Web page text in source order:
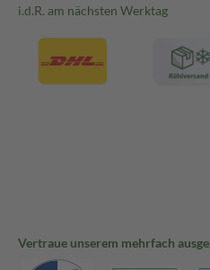
i.d.R. am nächsten Werktag
Vertraue unserem mehrfach